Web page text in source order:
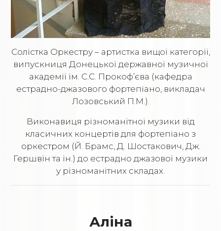
Солістка Оркестру – артистка вищої категорії,
випускниця Донецької державної музичної
академії ім. С.С. Прокоф’єва (кафедра
естрадно-джазового фортепіано, викладач
Лозовський П.М.).
Виконавиця різноманітної музики від
класичних концертів для фортепіано з
оркестром (Й. Брамс, Д. Шостакович, Дж.
Гершвін та ін.) до естрадно джазової музики
у різноманітних складах.
Аліна